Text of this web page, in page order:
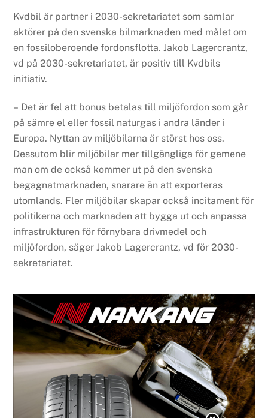
Kvdbil är partner i 2030-sekretariatet som samlar
aktörer på den svenska bilmarknaden med målet om
en fossiloberoende fordonsflotta. Jakob Lagercrantz,
vd på 2030-sekretariatet, är positiv till Kvdbils
initiativ.
– Det är fel att bonus betalas till miljöfordon som går
på sämre el eller fossil naturgas i andra länder i
Europa. Nyttan av miljöbilarna är störst hos oss.
Dessutom blir miljöbilar mer tillgängliga för gemene
man om de också kommer ut på den svenska
begagnatmarknaden, snarare än att exporteras
utomlands. Fler miljöbilar skapar också incitament för
politikerna och marknaden att bygga ut och anpassa
infrastrukturen för förnybara drivmedel och
miljöfordon, säger Jakob Lagercrantz, vd för 2030-
sekretariatet.